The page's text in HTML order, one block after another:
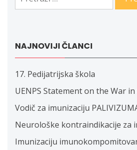
NAJNOVIJI ČLANCI
17. Pedijatrijska škola
UENPS Statement on the War in
Vodič za imunizaciju
Neurološke kontraindikacije za
Imunizaciju